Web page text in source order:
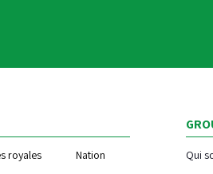
royales
Nation
Qui